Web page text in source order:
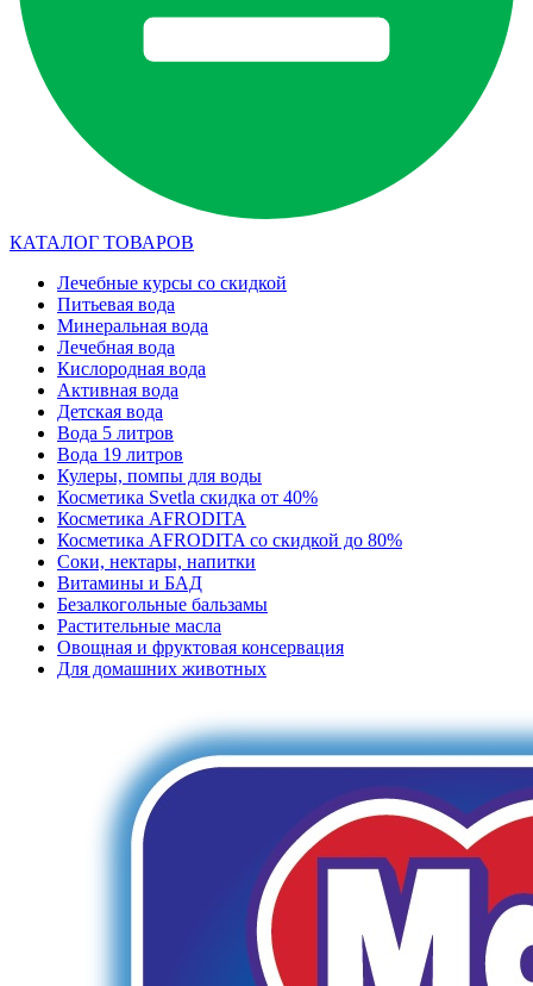
КАТАЛОГ ТОВАРОВ
Лечебные курсы со скидкой
Питьевая вода
Минеральная вода
Лечебная вода
Кислородная вода
Активная вода
Детская вода
Вода 5 литров
Вода 19 литров
Кулеры, помпы для воды
Косметика Svetla скидка от 40%
Косметика AFRODITA
Косметика AFRODITA со скидкой до 80%
Соки, нектары, напитки
Витамины и БАД
Безалкогольные бальзамы
Растительные масла
Овощная и фруктовая консервация
Для домашних животных